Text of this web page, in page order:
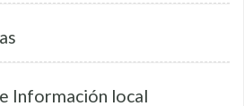
Información local